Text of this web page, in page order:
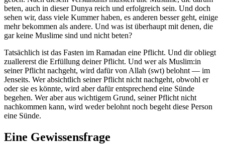
beten, auch in dieser Dunya reich und erfolgreich sein. Und doch
sehen wir, dass viele Kummer haben, es anderen besser geht, einige
mehr bekommen als andere. Und was ist überhaupt mit denen, die
gar keine Muslime sind und nicht beten?
Tatsächlich ist das Fasten im Ramadan eine Pflicht. Und dir obliegt
zuallererst die Erfüllung deiner Pflicht. Und wer als Muslim:in
seiner Pflicht nachgeht, wird dafür von Allah (swt) belohnt — im
Jenseits. Wer absichtlich seiner Pflicht nicht nachgeht, obwohl er
oder sie es könnte, wird aber dafür entsprechend eine Sünde
begehen. Wer aber aus wichtigem Grund, seiner Pflicht nicht
nachkommen kann, wird weder belohnt noch begeht diese Person
eine Sünde.
Eine Gewissensfrage